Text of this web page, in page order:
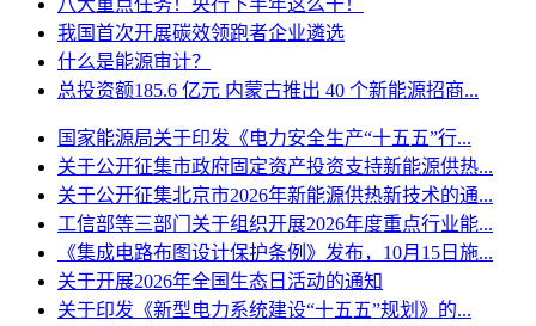
八大重点任务！央行下半年这么干！
我国首次开展碳效领跑者企业遴选
什么是能源审计？
总投资额185.6 亿元 内蒙古推出 40 个新能源招商...
国家能源局关于印发《电力安全生产“十五五”行...
关于公开征集市政府固定资产投资支持新能源供热...
关于公开征集北京市2026年新能源供热新技术的通...
工信部等三部门关于组织开展2026年度重点行业能...
《集成电路布图设计保护条例》发布，10月15日施...
关于开展2026年全国生态日活动的通知
关于印发《新型电力系统建设“十五五”规划》的...